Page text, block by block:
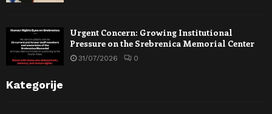
Urgent Concern: Growing Institutional
Pressure on the Srebrenica Memorial Center
31/07/2026 0
Kategorije